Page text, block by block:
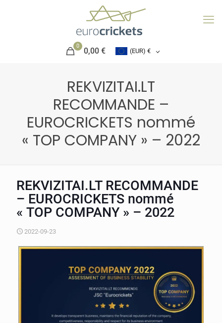
0
0,00 € (EUR) €
REKVIZITAI.LT
RECOMMANDE –
EUROCRICKETS nommé
« TOP COMPANY » – 2022
REKVIZITAI.LT RECOMMANDE
– EUROCRICKETS nommé
« TOP COMPANY » – 2022
2022-09-23